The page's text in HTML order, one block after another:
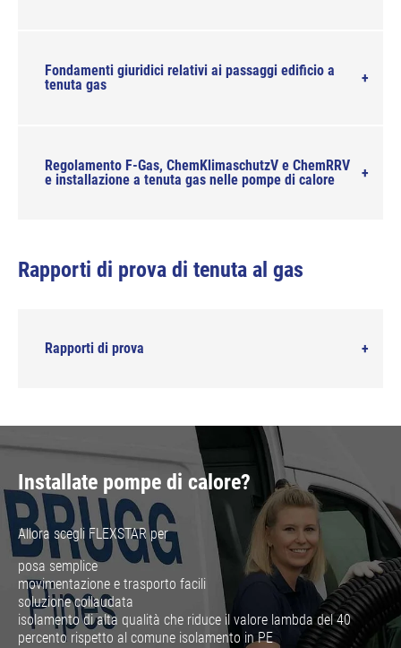
Fondamenti giuridici relativi ai passaggi edificio a
tenuta gas
Regolamento F-Gas, ChemKlimaschutzV e ChemRRV
e installazione a tenuta gas nelle pompe di calore
Rapporti di prova di tenuta al gas
Rapporti di prova
Installate pompe di calore?
Allora scegli FLEXSTAR per
posa semplice
movimentazione e trasporto facili
soluzione collaudata
isolamento di alta qualità che riduce il valore lambda del 40
percento rispetto al comune isolamento in PE